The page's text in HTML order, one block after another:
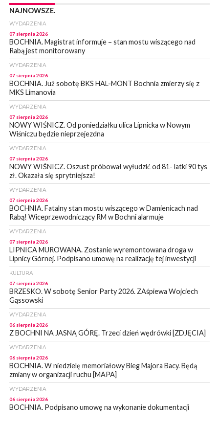
NAJNOWSZE.
WYDARZENIA
07 sierpnia 2026
BOCHNIA. Magistrat informuje – stan mostu wiszącego nad
Rabą jest monitorowany
WYDARZENIA
07 sierpnia 2026
BOCHNIA. Już sobotę BKS HAL-MONT Bochnia zmierzy się z
MKS Limanovia
WYDARZENIA
07 sierpnia 2026
NOWY WIŚNICZ. Od poniedziałku ulica Lipnicka w Nowym
Wiśniczu będzie nieprzejezdna
WYDARZENIA
07 sierpnia 2026
NOWY WIŚNICZ. Oszust próbował wyłudzić od 81- latki 90 tys
zł. Okazała się sprytniejsza!
WYDARZENIA
07 sierpnia 2026
BOCHNIA. Fatalny stan mostu wiszącego w Damienicach nad
Rabą! Wiceprzewodniczący RM w Bochni alarmuje
WYDARZENIA
07 sierpnia 2026
LIPNICA MUROWANA. Zostanie wyremontowana droga w
Lipnicy Górnej. Podpisano umowę na realizację tej inwestycji
KULTURA
07 sierpnia 2026
BRZESKO. W sobotę Senior Party 2026. ZAśpiewa Wojciech
Gąssowski
WYDARZENIA
06 sierpnia 2026
Z BOCHNI NA JASNĄ GÓRĘ. Trzeci dzień wędrówki [ZDJĘCIA]
WYDARZENIA
06 sierpnia 2026
BOCHNIA. W niedzielę memoriałowy Bieg Majora Bacy. Będą
zmiany w organizacji ruchu [MAPA]
WYDARZENIA
06 sierpnia 2026
BOCHNIA. Podpisano umowę na wykonanie dokumentacji